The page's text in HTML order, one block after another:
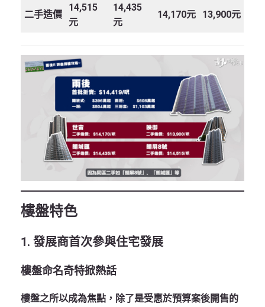
二手造價
14,515
元
14,435
元
14,170元 13,900元
樓盤特色
1. 發展商首次參與住宅發展
樓盤命名奇特掀熱話
樓盤之所以成為焦點，除了是受惠於預算案後開售的